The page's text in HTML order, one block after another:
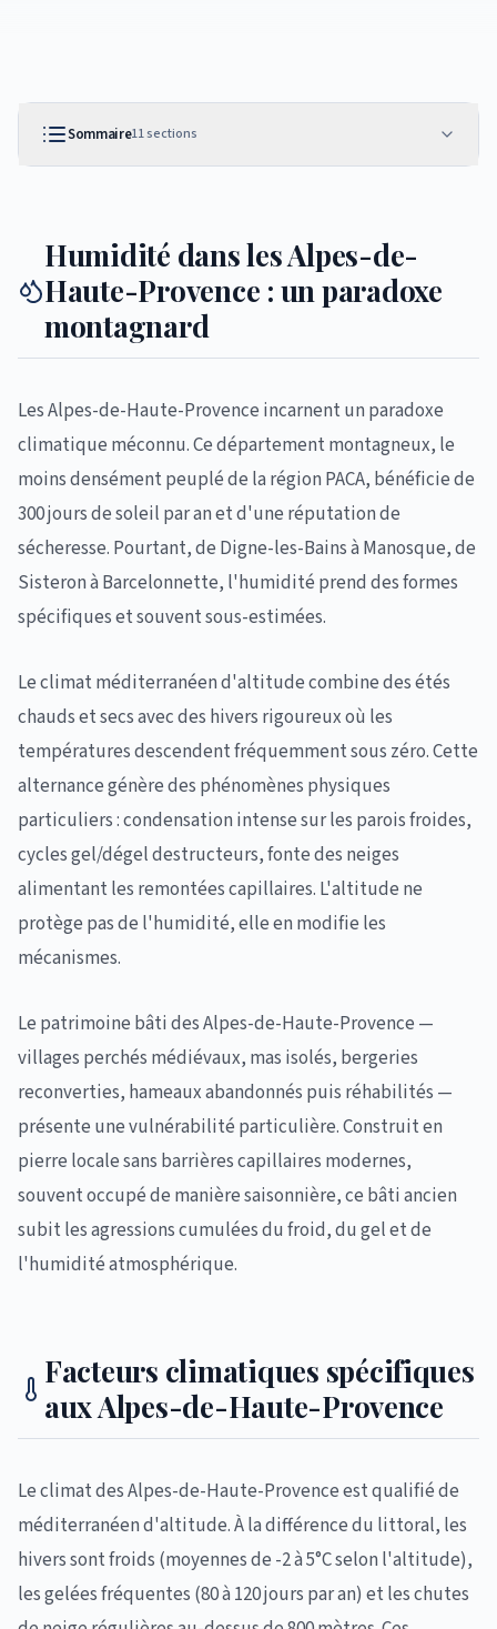
Sommaire11sections
Humidité dans les Alpes-de-
Haute-Provence : un paradoxe
montagnard
Les Alpes-de-Haute-Provence incarnent un paradoxe
climatique méconnu. Ce département montagneux, le
moins densément peuplé de la région PACA, bénéficie de
300 jours de soleil par an et d'une réputation de
sécheresse. Pourtant, de Digne-les-Bains à Manosque, de
Sisteron à Barcelonnette, l'humidité prend des formes
spécifiques et souvent sous-estimées.
Le climat méditerranéen d'altitude combine des étés
chauds et secs avec des hivers rigoureux où les
températures descendent fréquemment sous zéro. Cette
alternance génère des phénomènes physiques
particuliers : condensation intense sur les parois froides,
cycles gel/dégel destructeurs, fonte des neiges
alimentant les remontées capillaires. L'altitude ne
protège pas de l'humidité, elle en modifie les
mécanismes.
Le patrimoine bâti des Alpes-de-Haute-Provence —
villages perchés médiévaux, mas isolés, bergeries
reconverties, hameaux abandonnés puis réhabilités —
présente une vulnérabilité particulière. Construit en
pierre locale sans barrières capillaires modernes,
souvent occupé de manière saisonnière, ce bâti ancien
subit les agressions cumulées du froid, du gel et de
l'humidité atmosphérique.
Facteurs climatiques spécifiques
aux Alpes-de-Haute-Provence
Le climat des Alpes-de-Haute-Provence est qualifié de
méditerranéen d'altitude. À la différence du littoral, les
hivers sont froids (moyennes de -2 à 5°C selon l'altitude),
les gelées fréquentes (80 à 120 jours par an) et les chutes